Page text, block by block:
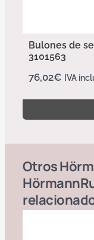
Bulones de
3101563
76,02€ IVA
Otros
Hörmann